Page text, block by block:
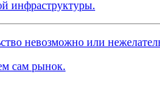
инфраструктуры.
невозможно или